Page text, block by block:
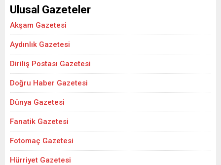
Ulusal Gazeteler
Akşam Gazetesi
Aydınlık Gazetesi
Diriliş Postası Gazetesi
Doğru Haber Gazetesi
Dünya Gazetesi
Fanatik Gazetesi
Fotomaç Gazetesi
Hürriyet Gazetesi